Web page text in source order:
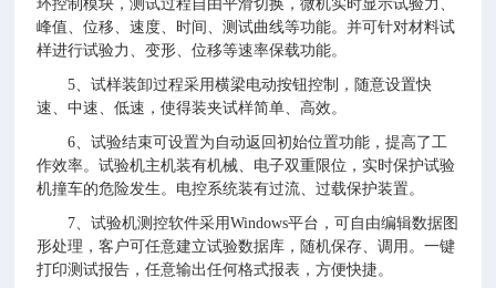
环控制模块，测试过程自由平滑切换，微机实时显示试验力、
峰值、位移、速度、时间、测试曲线等功能。并可针对材料试
样进行试验力、变形、位移等速率保载功能。
5、试样装卸过程采用横梁电动按钮控制，随意设置快
速、中速、低速，使得装夹试样简单、高效。
6、试验结束可设置为自动返回初始位置功能，提高了工
作效率。试验机主机装有机械、电子双重限位，实时保护试验
机撞车的危险发生。电控系统装有过流、过载保护装置。
7、试验机测控软件采用Windows平台，可自由编辑数据图
形处理，客户可任意建立试验数据库，随机保存、调用。一键
打印测试报告，任意输出任何格式报表，方便快捷。